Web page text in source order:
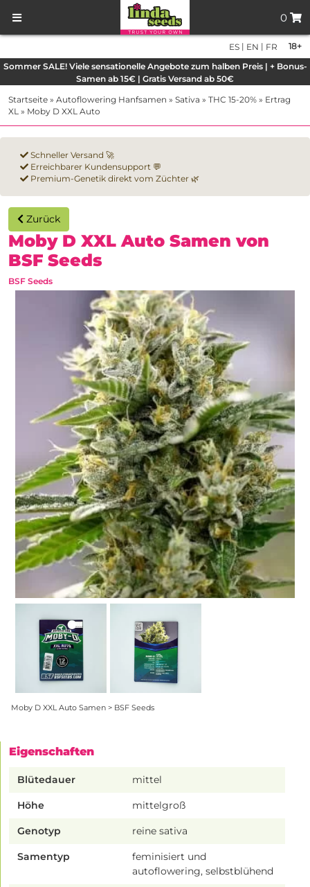
0
18+
ES | EN | FR
Sommer SALE! Viele sensationelle Angebote zum halben Preis | + Bonus-
Samen ab 15€ | Gratis Versand ab 50€
Startseite » Autoflowering Hanfsamen » Sativa » THC 15-20% » Ertrag
XL » Moby D XXL Auto
Schneller Versand 🚀
Erreichbarer Kundensupport 💬
Premium-Genetik direkt vom Züchter 🌿
Zurück
Moby D XXL Auto Samen von
BSF Seeds
BSF Seeds
Moby D XXL Auto Samen > BSF Seeds
Eigenschaften
Blütedauer mittel
Höhe mittelgroß
Genotyp reine sativa
Samentyp
feminisiert und
autoflowering, selbstblühend